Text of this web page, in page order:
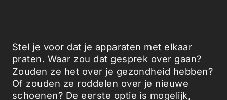
Stel je voor dat je apparaten met elkaar
praten. Waar zou dat gesprek over gaan?
Zouden ze het over je gezondheid hebben?
Of zouden ze roddelen over je nieuwe
schoenen? De eerste optie is mogelijk,